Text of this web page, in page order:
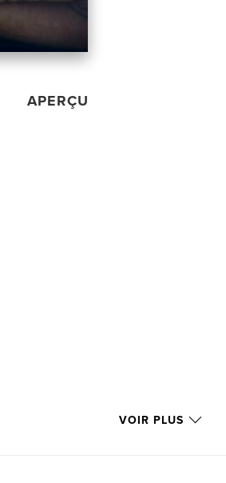
APERÇU
VOIR PLUS